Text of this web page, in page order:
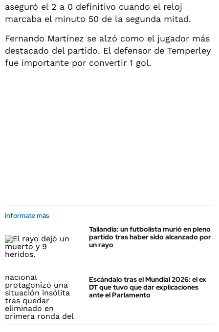
aseguró el 2 a 0 definitivo cuando el reloj
marcaba el minuto 50 de la segunda mitad.
Fernando Martínez se alzó como el jugador más
destacado del partido. El defensor de Temperley
fue importante por convertir 1 gol.
Informate más
Tailandia: un futbolista murió en pleno
partido tras haber sido alcanzado por
un rayo
Escándalo tras el Mundial 2026: el ex
DT que tuvo que dar explicaciones
ante el Parlamento